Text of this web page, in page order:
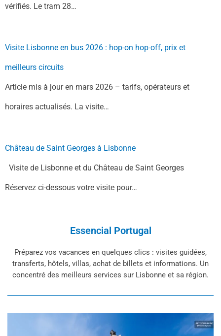
vérifiés. Le tram 28…
Visite Lisbonne en bus 2026 : hop-on hop-off, prix et
meilleurs circuits
Article mis à jour en mars 2026 – tarifs, opérateurs et
horaires actualisés. La visite…
Château de Saint Georges à Lisbonne
Visite de Lisbonne et du Château de Saint Georges
Réservez ci-dessous votre visite pour…
Essencial Portugal
Préparez vos vacances en quelques clics : visites guidées,
transferts, hôtels, villas, achat de billets et informations. Un
concentré des meilleurs services sur Lisbonne et sa région.